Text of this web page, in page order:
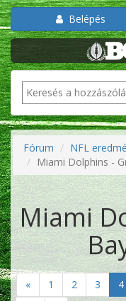
Belépés
Fórum
NFL
Miami Dolphins -
Miami
« 1 2 3 4